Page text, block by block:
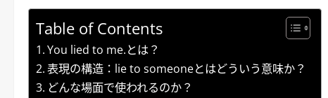
Table of Contents
You lied to me.とは？
表現の構造：lie to someoneとはどういう意味か？
どんな場面で使われるのか？